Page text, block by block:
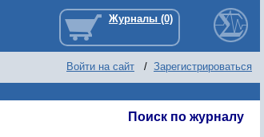
Войти на сайт / Зарегистрироваться
Поиск по журналу